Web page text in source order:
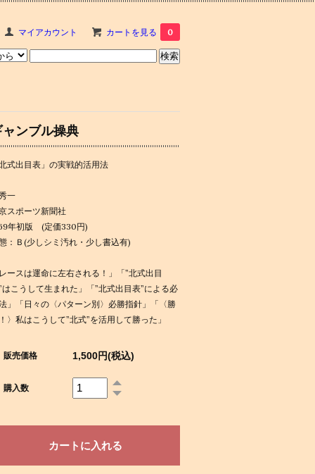
マイアカウント カートを見る 0
ンブル操典
式出目表」の実戦的活用法
一
スポーツ新聞社
年初版 (定価330円)
：Ｂ(少しシミ汚れ・少し書込有)
ースは運命に左右される！」「”北式出目
はこうして生まれた」「”北式出目表”による必
」「日々の〈パターン別〉必勝指針」「〈勝
〉私はこうして”北式”を活用して勝った」
販売価格 1,500円(税込)
購入数